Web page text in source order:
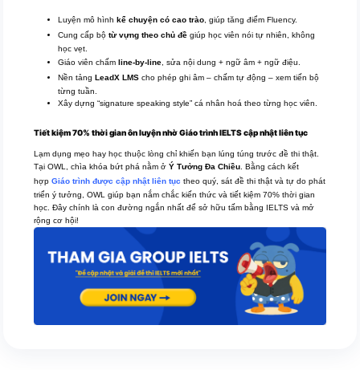
Luyện mô hìnhkể chuyện có cao trào, giúp tăng điểm Fluency.
Cung cấp bộtừ vựng theo chủ đề giúp học viên nói tự nhiên, không
học vẹt.
Giáo viên chấmline-by-line, sửa nội dung + ngữ âm + ngữ điệu.
Nền tảngLeadX LMS cho phép ghi âm – chấm tự động – xem tiến bộ
từng tuần.
Xây dựng “signature speaking style” cá nhân hoá theo từng học viên.
Tiết kiệm 70% thời gian ôn luyện nhờ Giáo trình IELTS cập nhật liên tục
Lạm dụng mẹo hay học thuộc lòng chỉ khiến bạn lúng túng trước đề thi thật.
Tại OWL, chìa khóa bứt phá nằm ởÝ Tưởng Đa Chiều. Bằng cách kết
hợpGiáo trình được cập nhật liên tục theo quý, sát đề thi thật và tự do phát
triển ý tưởng, OWL giúp bạn nắm chắc kiến thức và tiết kiệm 70% thời gian
học. Đây chính là con đường ngắn nhất để sở hữu tấm bằng IELTS và mở
rộng cơ hội!